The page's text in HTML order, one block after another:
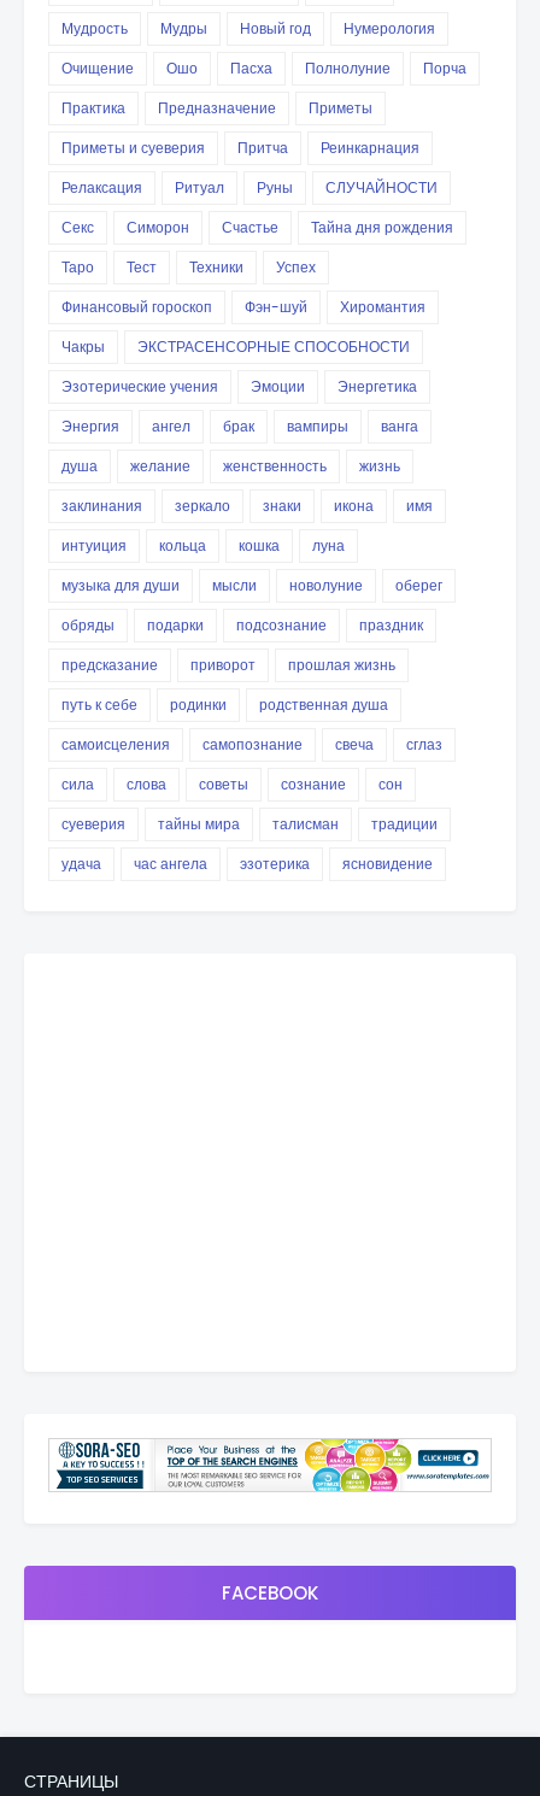
Мудрость
Мудры Новый год
Нумерология
Очищение
Ошо Пасха Полнолуние
Порча
Практика
Предназначение
Приметы
Приметы и суеверия
Притча
Реинкарнация
Релаксация
Ритуал Руны
СЛУЧАЙНОСТИ
Секс
Симорон Счастье
Тайна дня рождения
Таро
Тест Техники
Успех
Финансовый гороскоп
Фэн-шуй
Хиромантия
Чакры
ЭКСТРАСЕНСОРНЫЕ СПОСОБНОСТИ
Эзотерические учения
Эмоции
Энергетика
Энергия
ангел брак вампиры
ванга
душа
желание женственность
жизнь
заклинания
зеркало знаки икона
имя
интуиция
кольца кошка
луна
музыка для души
мысли новолуние
оберег
обряды
подарки подсознание
праздник
предсказание
приворот
прошлая жизнь
путь к себе
родинки
родственная душа
самоисцеления
самопознание свеча
сглаз
сила
слова советы сознание
сон
суеверия
тайны мира талисман
традиции
удача
час ангела эзотерика ясновидение
FACEBOOK
СТРАНИЦЫ